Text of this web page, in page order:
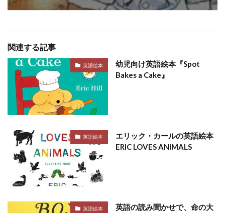
関連する記事
英語絵本
幼児向け英語絵本『Spot
Bakes a Cake』
英語絵本
エリック・カールの英語絵本
ERIC LOVES ANIMALS
英語絵本
英語の読み聞かせで、命の大